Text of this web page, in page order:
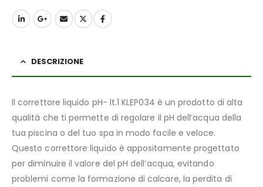
DESCRIZIONE
Il correttore liquido pH- lt.1 KLEP034 è un prodotto di alta
qualità che ti permette di regolare il pH dell’acqua della
tua piscina o del tuo spa in modo facile e veloce.
Questo correttore liquido è appositamente progettato
per diminuire il valore del pH dell’acqua, evitando
problemi come la formazione di calcare, la perdita di